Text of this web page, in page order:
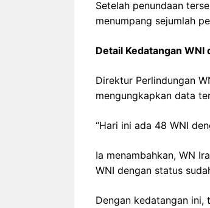
Setelah penundaan
menumpang sejumlah
Detail Kedatangan WNI
Direktur Perlindungan
mengungkapkan data
“Hari ini ada 48 WNI
Ia menambahkan, WN
WNI dengan status
Dengan kedatangan ini,